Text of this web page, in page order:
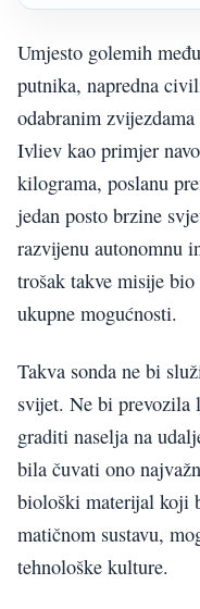
Umjesto golemih
putnika, napredna
odabranim
Ivliev kao primjer
kilograma, poslanu
jedan posto brzine
razvijenu autonomnu
trošak takve misije
ukupne mogućnosti.
Takva sonda ne bi
svijet. Ne bi prevozila
graditi naselja na
bila čuvati ono
biološki materijal koji
matičnom sustavu,
tehnološke kulture.